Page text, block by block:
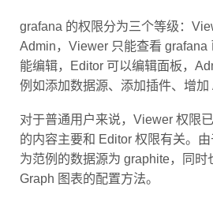
grafana 的权限分为三个等级：
Admin，Viewer 只能查看 grafana
能编辑，Editor 可以编辑面板，
例如添加数据源、添加插件、增加
对于普通用户来说，Viewer 权限
的内容主要和 Editor 权限有关。
为范例的数据源为 graphite，同时
Graph 图表的配置方法。